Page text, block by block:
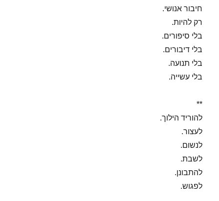
חיבור אנושי.
רק להיות.
בלי סיפורים.
בלי דיבורים.
בלי תנועה.
בלי עשייה.
**
להוריד הילוך.
לעצור.
לנשום.
לשבת.
להתבונן.
לפגוש.